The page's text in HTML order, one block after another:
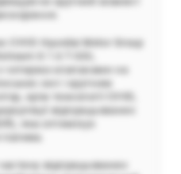
CVVD Hyundai Motor Group
G 1.6 T-GDi,
чотирма клапанами на
сил і крутним
крім технології CVVD,
відпрацьованих
яка оптимізує
відпрацьованих